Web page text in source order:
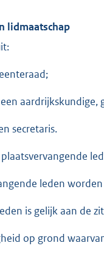
lidmaatschap
aardrijkskundige,
secretaris.
leden
is gelijk aan de
op grond